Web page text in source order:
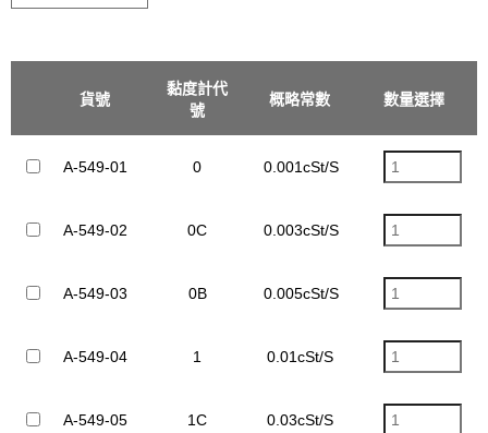
貨號
黏度計代
號
概略常數
動黏度範
圍
數量選擇
A-549-01 0 0.001cSt/S 0.3~1cSt
A-549-02 0C 0.003cSt/S 0.6~3cSt
A-549-03 0B 0.005cSt/S 1~5cSt
A-549-04 1 0.01cSt/S 2~10cSt
A-549-05 1C 0.03cSt/S 6~30cSt